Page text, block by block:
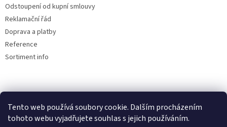
Tento web používá soubory cookie. Dalším procházením
tohoto webu vyjadřujete souhlas s jejich používáním.
🏖️ DOVOLENÁ 6.8.2026 —
Odstoupení od kupní smlouvy
Reklamační řád
Doprava a platby
Reference
Sortiment info
Reklamační řád